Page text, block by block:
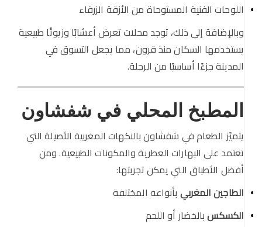
اللوحات الفنية المستوحاة من الأزقة الزرقاء
وبالإضافة إلى ذلك، توجد محلات تعرض أعشابًا وزيوتًا طبيعية
يستخدمها السكان منذ قرون، مما يجعل التسوق في
المدينة جزءًا أساسيًا من الرحلة.
المطبخ المحلي في شفشاون
يتميّز الطعام في شفشاون بالنكهات المغربية الأصيلة التي
تعتمد على البهارات العطرية والمكونات الطبيعية. ومن
أفضل الأطباق التي يمكن تجربتها:
الطاجين المغربي بأنواعه المختلفة
الكسكسبالخضار أو اللحم